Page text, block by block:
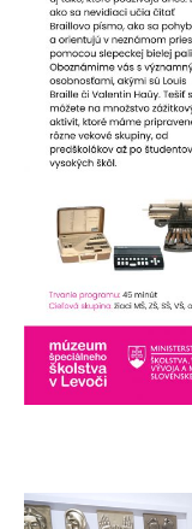
Video